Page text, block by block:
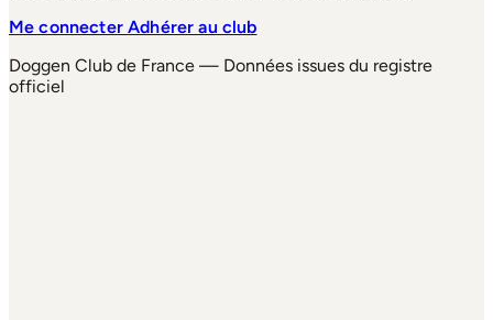
Me connecterAdhérer au club
Doggen Club de France — Données issues du registre
officiel